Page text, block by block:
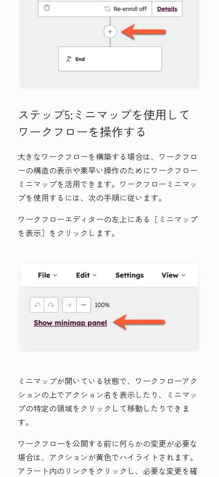
ステップ5:ミニマップを使用して
ワークフローを操作する
大きなワークフローを構築する場合は、ワークフロ
ーの構造の表示や素早い操作のためにワークフロー
ミニマップを活用できます。ワークフローミニマッ
プを使用するには、次の手順に従います。
ワークフローエディターの左上にある［ミニマップ
を表示］ をクリックします。
ミニマップが開いている状態で、 ワークフローアク
ションの上でアクション名を表示したり、ミニマッ
プの特定の領域をクリックして移動したりできま
す。
ワークフローを公開する前に何らかの変更が必要な
場合は、アクションが黄色でハイライトされます。
アラート内の リンク をクリックし、必要な変更を確